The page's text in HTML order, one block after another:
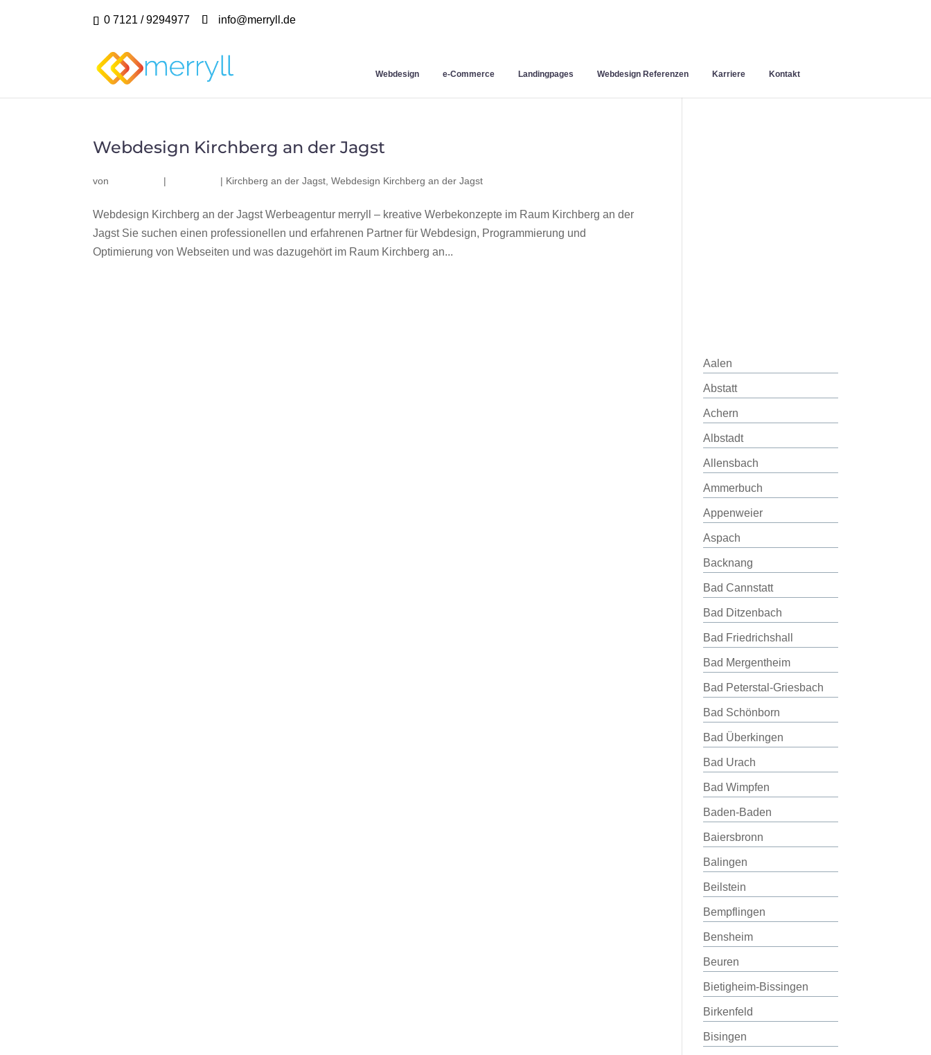
0 7121 / 9294977 info@merryll.de
Webdesign e-Commerce Landingpages Webdesign Referenzen Karriere Kontakt
Webdesign Kirchberg an der Jagst
von | | Kirchberg an der Jagst ,Webdesign Kirchberg an der Jagst
Webdesign Kirchberg an der Jagst Werbeagentur merryll – kreative Werbekonzepte im Raum Kirchberg an der
Jagst Sie suchen einen professionellen und erfahrenen Partner für Webdesign, Programmierung und
Optimierung von Webseiten und was dazugehört im Raum Kirchberg an...
Aalen
Abstatt
Achern
Albstadt
Allensbach
Ammerbuch
Appenweier
Aspach
Backnang
Bad Cannstatt
Bad Ditzenbach
Bad Friedrichshall
Bad Mergentheim
Bad Peterstal-Griesbach
Bad Schönborn
Bad Überkingen
Bad Urach
Bad Wimpfen
Baden-Baden
Baiersbronn
Balingen
Beilstein
Bempflingen
Bensheim
Beuren
Bietigheim-Bissingen
Birkenfeld
Bisingen